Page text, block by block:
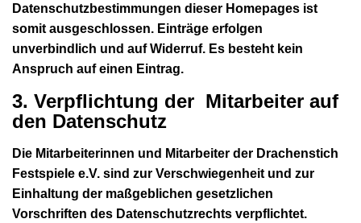
Datenschutzbestimmungen dieser Homepages ist
somit ausgeschlossen. Einträge erfolgen
unverbindlich und auf Widerruf. Es besteht kein
Anspruch auf einen Eintrag.
3. Verpflichtung der Mitarbeiter auf
den Datenschutz
Die Mitarbeiterinnen und Mitarbeiter der Drachenstich
Festspiele e.V. sind zur Verschwiegenheit und zur
Einhaltung der maßgeblichen gesetzlichen
Vorschriften des Datenschutzrechts verpflichtet.